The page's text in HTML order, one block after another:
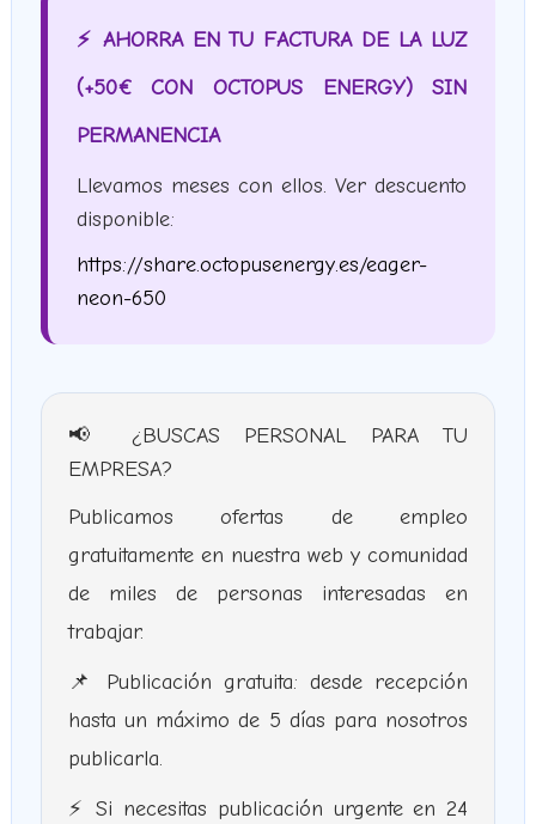
⚡ AHORRA EN TU FACTURA DE LA LUZ
(+50€ CON OCTOPUS ENERGY) SIN
PERMANENCIA
Llevamos meses con ellos. Ver descuento
disponible:
https://share.octopusenergy.es/eager-
neon-650
📢 ¿BUSCAS PERSONAL PARA TU
EMPRESA?
Publicamos ofertas de empleo
gratuitamente en nuestra web y comunidad
de miles de personas interesadas en
trabajar.
📌 Publicación gratuita: desde recepción
hasta un máximo de 5 días para nosotros
publicarla.
⚡ Si necesitas publicación urgente en 24